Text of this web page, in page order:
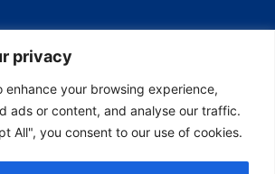
privacy
enhance your browsing experience,
ads or content, and analyse our traffic.
All", you consent to our use of cookies.
Economic Corridor Office (EECO)